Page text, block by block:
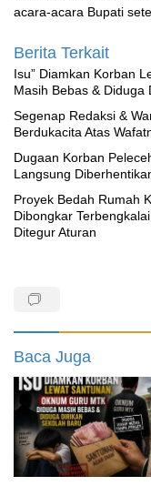
acara-acara Bupati
Berita Terkait
‎Isu” Diamkan Korban
Masih Bebas & Diduga
Segenap Redaksi &
Berdukacita Atas
‎Dugaan Korban
Langsung
Proyek Bedah Rumah
Dibongkar
Ditegur Aturan
Baca Juga